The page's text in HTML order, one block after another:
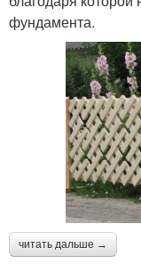
фундамента.
читать дальше →